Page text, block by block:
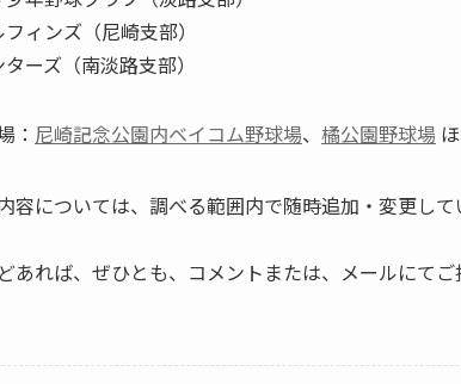
ィンズ（尼崎支部）
ーズ（南淡路支部）
： 尼崎記念公園内ベイコム野球場、 橘公園野球場
容については、調べる範囲内で随時追加・変更し
あれば、ぜひとも、コメントまたは、メールにてご